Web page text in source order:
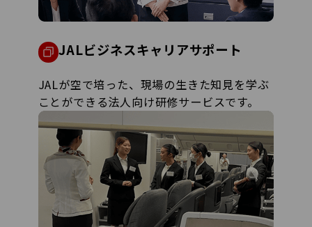
JALビジネスキャリアサポート
JALが空で培った、現場の生きた知見を学ぶ
ことができる法人向け研修サービスです。